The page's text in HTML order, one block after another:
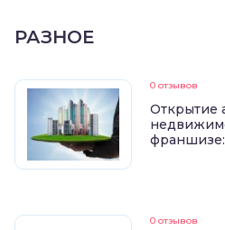
РАЗНОЕ
0 отзывов
Открытие
0 отзывов